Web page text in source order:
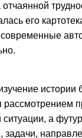
отчаянной
его
истории
рассмотрением
а
задачи,